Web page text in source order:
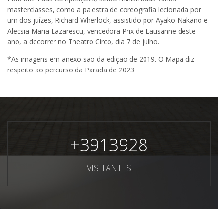
masterclasses, como a palestra de coreografia lecionada por
um dos juízes, Richard Wherlock, assistido por Ayako Nakano e
Alecsia Maria Lazarescu, vencedora Prix de Lausanne deste
ano, a decorrer no Theatro Circo, dia 7 de julho.
*As imagens em anexo são da edição de 2019. O Mapa diz
respeito ao percurso da Parada de 2023
+3913928
VISITANTES